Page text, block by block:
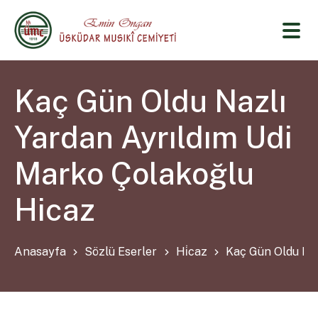
Kaç Gün Oldu Nazlı
Yardan Ayrıldım Udi
Marko Çolakoğlu
Hicaz
Anasayfa Sözlü Eserler Hi̇caz Kaç Gün Oldu